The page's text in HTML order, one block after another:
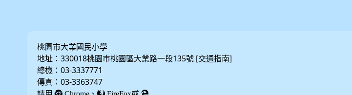
桃園市大業國民小學
地址：330018桃園市桃園區大業路一段135號 [交通指南]
總機：03-3337771
傳真：03-3363747